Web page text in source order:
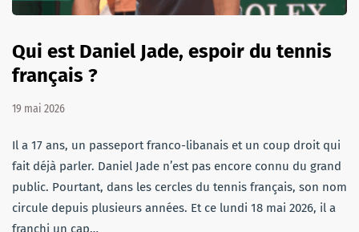
Qui est Daniel Jade, espoir du tennis
français ?
19 mai 2026
Il a 17 ans, un passeport franco-libanais et un coup droit qui
fait déjà parler. Daniel Jade n’est pas encore connu du grand
public. Pourtant, dans les cercles du tennis français, son nom
circule depuis plusieurs années. Et ce lundi 18 mai 2026, il a
franchi un cap…